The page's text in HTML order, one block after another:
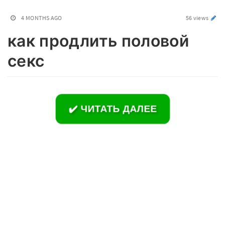
4 MONTHS AGO 56 views
как продлить половой
секс
✔️ ЧИТАТЬ ДАЛЕЕ